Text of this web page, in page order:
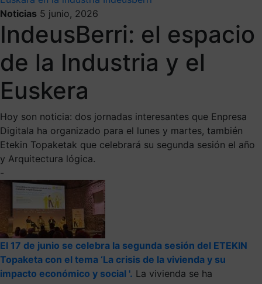
Noticias 5 junio, 2026
IndeusBerri: el espacio
de la Industria y el
Euskera
Hoy son noticia: dos jornadas interesantes que Enpresa
Digitala ha organizado para el lunes y martes, también
Etekin Topaketak que celebrará su segunda sesión el año
y Arquitectura lógica.
-
El 17 de junio se celebra la segunda sesión del ETEKIN
Topaketa con el tema ‘La crisis de la vivienda y su
impacto económico y social '. La vivienda se ha